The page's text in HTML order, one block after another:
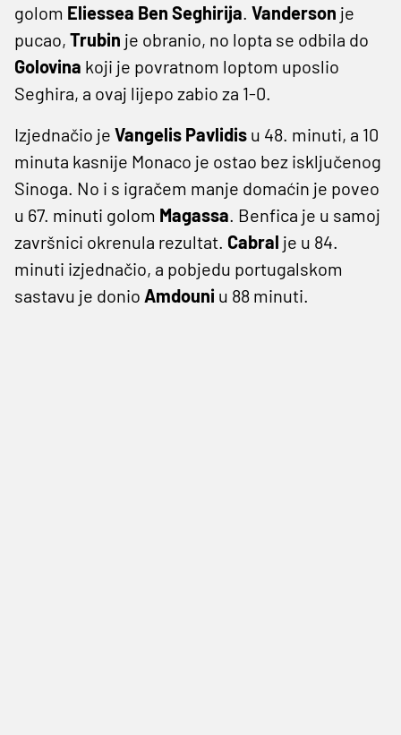
golom Eliessea Ben Seghirija. Vanderson je
pucao, Trubin je obranio, no lopta se odbila do
Golovina koji je povratnom loptom uposlio
Seghira, a ovaj lijepo zabio za 1-0.
Izjednačio je Vangelis Pavlidis u 48. minuti, a 10
minuta kasnije Monaco je ostao bez isključenog
Sinoga. No i s igračem manje domaćin je poveo
u 67. minuti golom Magassa. Benfica je u samoj
završnici okrenula rezultat. Cabral je u 84.
minuti izjednačio, a pobjedu portugalskom
sastavu je donio Amdouni u 88 minuti.